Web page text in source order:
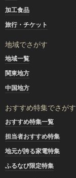
加工食品
旅行・チケット
地域でさがす
地域一覧
関東地方
中国地方
おすすめ特集でさがす
おすすめ特集一覧
担当者おすすめ特集
地元が誇る家電特集
ふるなび限定特集